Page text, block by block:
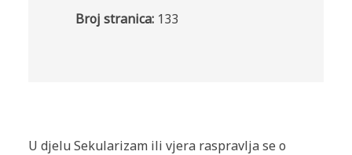
Broj stranica: 133
U djelu Sekularizam ili vjera raspravlja se o